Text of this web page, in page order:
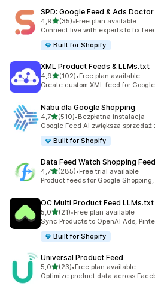
SPD: Google Feed & Ads Doctor
4,9na 5 gwiazdek
(35)
Łączna liczba recenzji: 35
•Free plan available
Connect live with experts to fix
Built for Shopify
XML Product Feeds & LLMs.txt
4,9na 5 gwiazdek
(102)
Łączna liczba recenzji: 102
•Free plan available
Create custom XML feed for
Nabu dla Google Shopping
4,7na 5 gwiazdek
(510)
Łączna liczba recenzji: 510
•Bezpłatna instalacja
Google Feed AI zwiększa
Built for Shopify
Data Feed Watch Shopping
4,7na 5 gwiazdek
(285)
Łączna liczba recenzji: 285
•Free trial available
Product feeds for Google
OC Multi Product Feed LLMs.txt
5,0na 5 gwiazdek
(21)
Łączna liczba recenzji: 21
•Free plan available
Sync Products to OpenAI Ads,
Built for Shopify
Universal Product Feed
5,0na 5 gwiazdek
(23)
Łączna liczba recenzji: 23
•Free plan available
Optimize product data across